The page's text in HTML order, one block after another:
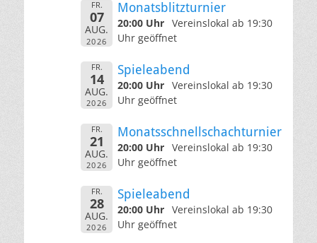
FR.
07
AUG.
2026
Monatsblitzturnier
20:00 Uhr Vereinslokal ab 19:30
Uhr geöffnet
FR.
14
AUG.
2026
Spieleabend
20:00 Uhr Vereinslokal ab 19:30
Uhr geöffnet
FR.
21
AUG.
2026
Monatsschnellschachturnier
20:00 Uhr Vereinslokal ab 19:30
Uhr geöffnet
FR.
28
AUG.
2026
Spieleabend
20:00 Uhr Vereinslokal ab 19:30
Uhr geöffnet